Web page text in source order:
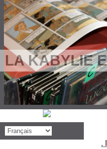
LA KABYLIE
.